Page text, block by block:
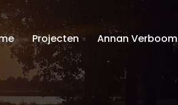
Projecten Annan Verboom